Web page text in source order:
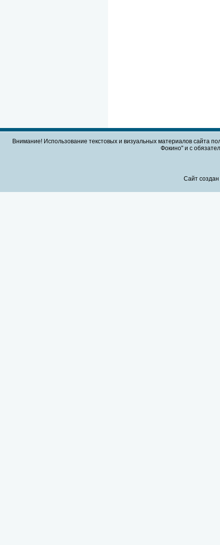
Внимание! Использование текстовых и визуальных материалов сайта
Фокино" и с
Сайт